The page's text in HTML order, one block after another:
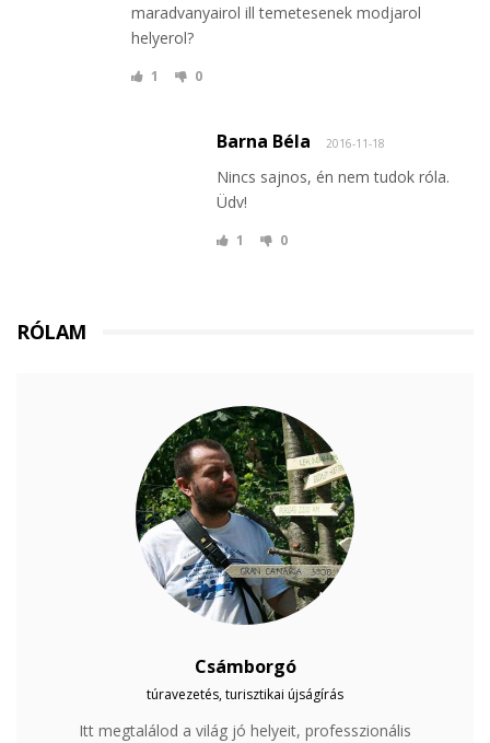
maradvanyairol ill temetesenek modjarol
helyerol?
1 0
Barna Béla 2016-11-18
Nincs sajnos, én nem tudok róla.
Üdv!
1 0
RÓLAM
Csámborgó
túravezetés, turisztikai újságírás
Itt megtalálod a világ jó helyeit, professzionális